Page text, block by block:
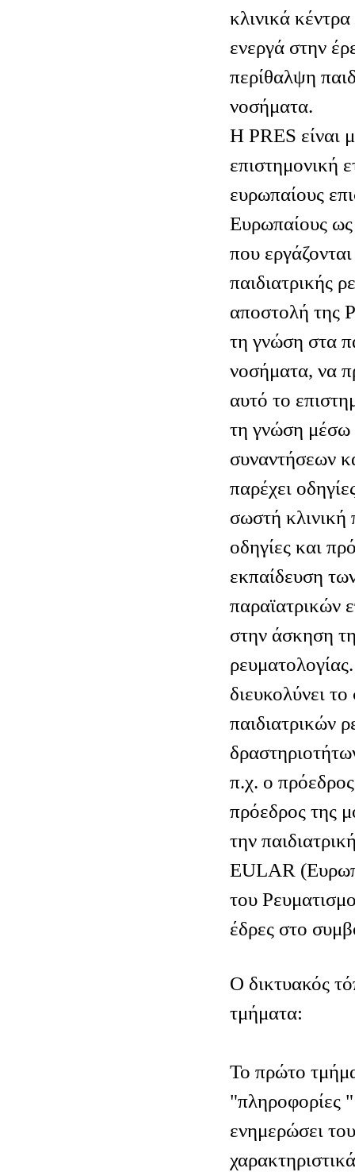
κλινικά
ενεργά στην
περίθαλψη
νοσήματα.
Η PRES είναι
επιστημονική
ευρωπαίους
Ευρωπαίους ως
που
παιδιατρικής
αποστολή της
τη γνώση στα
νοσήματα, να
αυτό το
τη γνώση μέσω
συναντήσεων
παρέχει
σωστή κλινική
οδηγίες και
εκπαίδευση
παραϊατρικών
στην άσκηση
διευκολύνει
παιδιατρικών
π.χ. ο
πρόεδρος της
την
EULAR
του
έδρες στο
O δικτυακός
τμήματα:
Το πρώτο
"πληροφορίες
ενημερώσει